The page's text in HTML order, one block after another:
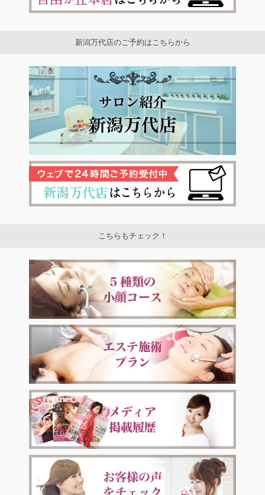
新潟万代店のご予約はこちらから
こちらもチェック！